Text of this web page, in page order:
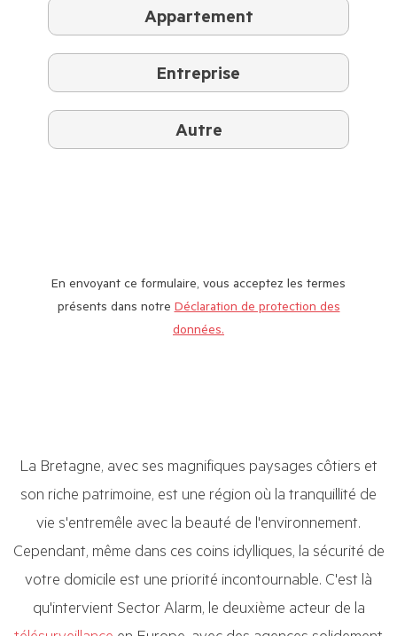
Appartement
Entreprise
Autre
En envoyant ce formulaire, vous acceptez les termes
présents dans notreDéclaration de protection des
données.
La Bretagne, avec ses magnifiques paysages côtiers et
son riche patrimoine, est une région où la tranquillité de
vie s'entremêle avec la beauté de l'environnement.
Cependant, même dans ces coins idylliques, la sécurité de
votre domicile est une priorité incontournable. C'est là
qu'intervient Sector Alarm, le deuxième acteur de la